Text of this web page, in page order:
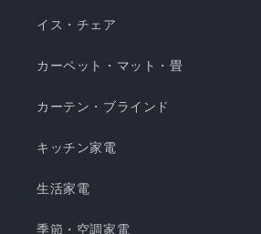
イス・チェア
カーペット・マット・畳
カーテン・ブラインド
キッチン家電
生活家電
季節・空調家電